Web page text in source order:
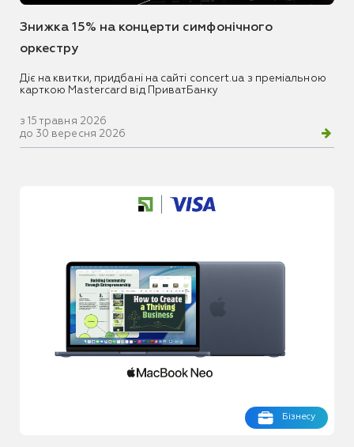
Знижка 15% на концерти симфонічного
оркестру
Діє на квитки, придбані на сайті concert.ua з преміальною
карткою Mastercard від ПриватБанку
з 15 травня 2026
до 30 вересня 2026
Бізнесу